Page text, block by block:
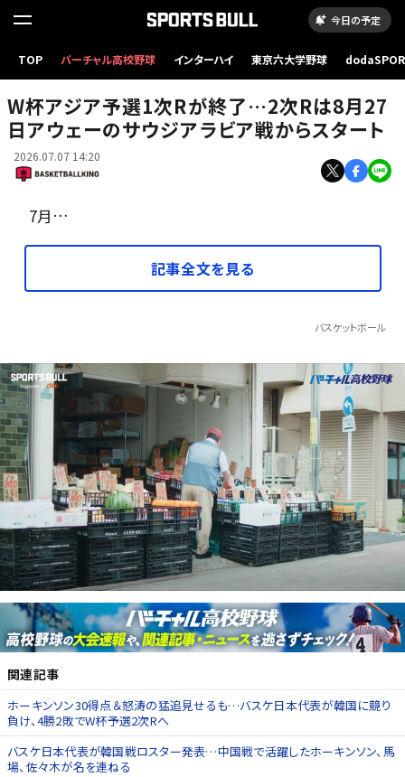
今日の予定
TOP バーチャル高校野球 インターハイ 東京六大学野球
1次ラウンドを首位通過した日本は8月から2次ラウンドがスタート [写真]＝fiba.basketball
W杯アジア予選1次Rが終了…2次Rは8月27
日アウェーのサウジアラビア戦からスタート
2026.07.07 14:20
7月…
記事全文を見る
バスケットボール
関連記事
ホーキンソン30得点＆怒涛の猛追見せるも…バスケ日本代表が韓国に競り
負け、4勝2敗でW杯予選2次Rへ
バスケ日本代表が韓国戦ロスター発表…中国戦で活躍したホーキンソン、馬
場、佐々木が名を連ねる